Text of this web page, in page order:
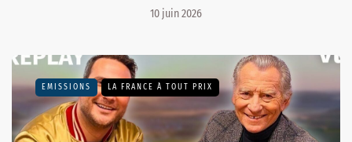
10 juin 2026
EMISSIONS LA FRANCE À TOUT PRIX